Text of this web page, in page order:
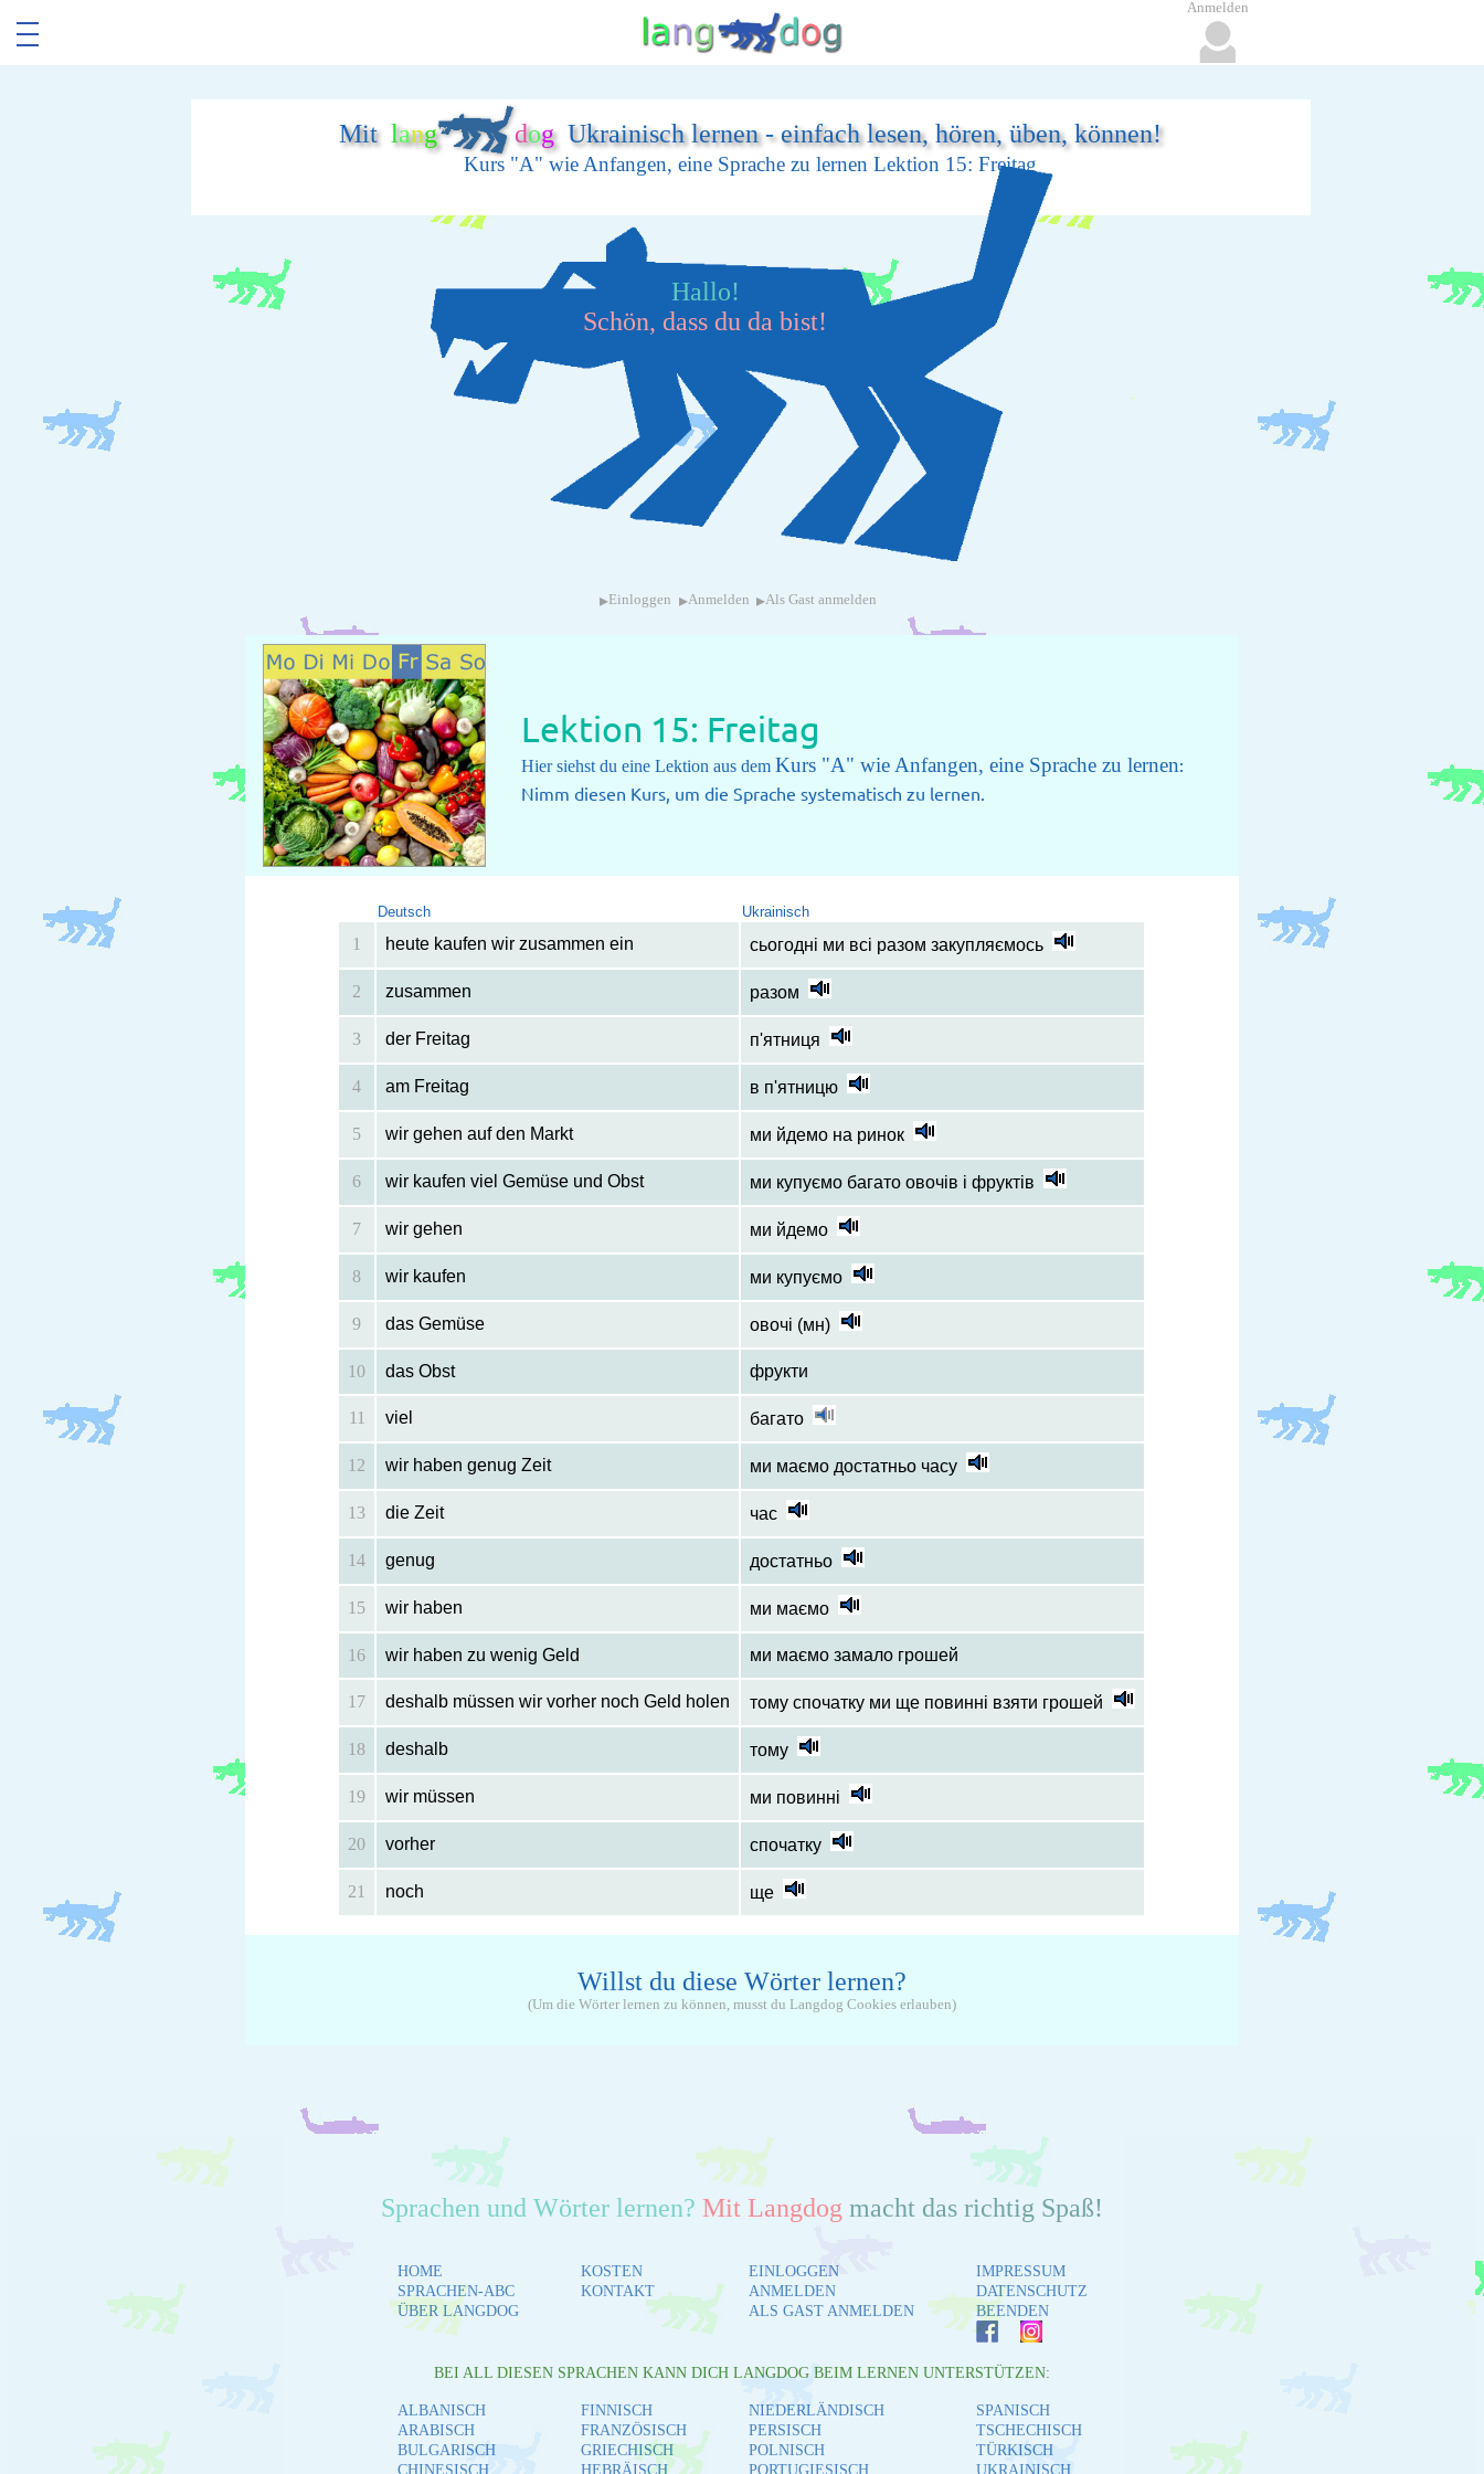
Mitlang dogUkrainisch lernen - einfach lesen, hören, üben, können!
Kurs "A" wie Anfangen, eine Sprache zu lernen Lektion 15: Freitag
Hallo!
Schön, dass du da bist!
▸ Einloggen ▸Anmelden ▸Als Gast anmelden
Lektion 15: Freitag
Hier siehst du eine Lektion aus dem Kurs "A" wie Anfangen, eine Sprache zu lernen:
Nimm diesen Kurs, um die Sprache systematisch zu lernen.
Deutsch Ukrainisch
1 heute kaufen wir zusammen ein сьогодні ми всі разом закупляємось
2 zusammen разом
3 der Freitag п'ятниця
4 am Freitag в п'ятницю
5 wir gehen auf den Markt ми йдемо на ринок
6 wir kaufen viel Gemüse und Obst ми купуємо багато овочів і фруктів
7 wir gehen ми йдемо
8 wir kaufen ми купуємо
9 das Gemüse овочі (мн)
10 das Obst фрукти
11 viel багато
12 wir haben genug Zeit ми маємо достатньо часу
13 die Zeit час
14 genug достатньо
15 wir haben ми маємо
16 wir haben zu wenig Geld ми маємо замало грошей
17 deshalb müssen wir vorher noch Geld holen тому спочатку ми ще повинні взяти грошей
18 deshalb тому
19 wir müssen ми повинні
20 vorher спочатку
21 noch ще
Willst du diese Wörter lernen?
(Um die Wörter lernen zu können, musst du Langdog Cookies erlauben)
Sprachen und Wörter lernen? Mit Langdog macht das richtig Spaß!
HOME
SPRACHEN-ABC
ÜBER LANGDOG
KOSTEN
KONTAKT
EINLOGGEN
ANMELDEN
ALS GAST ANMELDEN
IMPRESSUM
DATENSCHUTZ
BEENDEN
BEI ALL DIESEN SPRACHEN KANN DICH LANGDOG BEIM LERNEN UNTERSTÜTZEN:
ALBANISCH
ARABISCH
BULGARISCH
CHINESISCH
FINNISCH
FRANZÖSISCH
GRIECHISCH
HEBRÄISCH
NIEDERLÄNDISCH
PERSISCH
POLNISCH
PORTUGIESISCH
SPANISCH
TSCHECHISCH
TÜRKISCH
UKRAINISCH
Anmelden